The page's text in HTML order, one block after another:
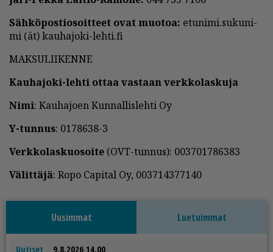
Säh­kö­pos­ti­o­soit­teet ovat muo­toa: etu­ni­mi.su­ku­ni­
mi (ät) kau­ha­jo­ki-leh­ti.fi
MAK­SU­LII­KEN­NE
Kau­ha­jo­ki-leh­ti ot­taa vas­taan verk­ko­las­ku­ja
Nimi: Kau­ha­jo­en Kun­nal­lis­leh­ti Oy
Y-tun­nus: 0178638-3
Verk­ko­las­kuo­soi­te (OVT-tun­nus): 003701786383
Vä­lit­tä­jä: Ropo Ca­pi­tal Oy, 003714377140
Uusimmat Luetuimmat
Uutiset 9.8.2026 14.00